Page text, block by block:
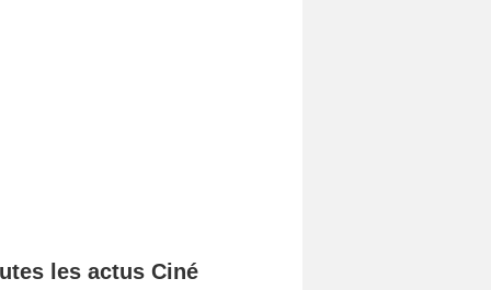
les actus Ciné